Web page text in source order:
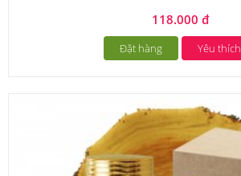
118.000 đ
Đặt hàng Yêu thích